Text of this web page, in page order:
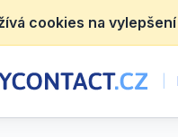
cookies na